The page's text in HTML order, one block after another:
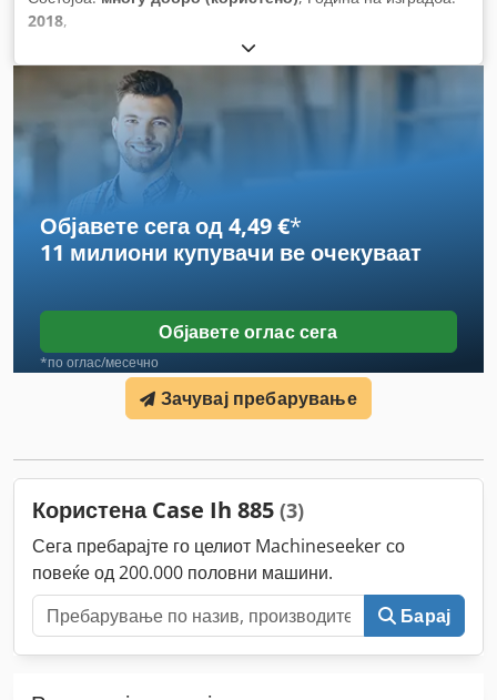
2018,
Објавете сега од 4,49 €*
11 милиони купувачи ве очекуваат
Објавете оглас сега
*по оглас/месечно
Зачувај пребарување
Користена Case Ih 885 (3)
Сега пребарајте го целиот Machineseeker со
повеќе од 200.000 половни машини.
Барај